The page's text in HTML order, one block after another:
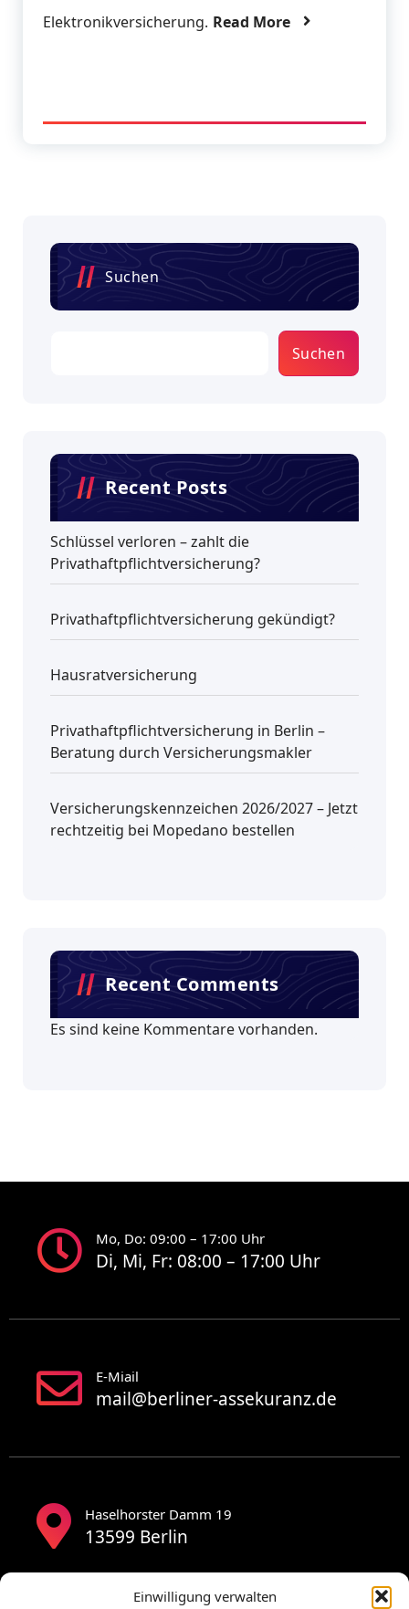
Einwilligung verwalten
Elektronikversicherung. Read More
Suchen
Suchen
Recent Posts
Schlüssel verloren – zahlt die
Privathaftpflichtversicherung?
Privathaftpflichtversicherung gekündigt?
Hausratversicherung
Privathaftpflichtversicherung in Berlin –
Beratung durch Versicherungsmakler
Versicherungskennzeichen 2026/2027 – Jetzt
rechtzeitig bei Mopedano bestellen
Recent Comments
Es sind keine Kommentare vorhanden.
Mo, Do: 09:00 – 17:00 Uhr
Di, Mi, Fr: 08:00 – 17:00 Uhr
E-Miail
mail@berliner-assekuranz.de
Haselhorster Damm 19
13599 Berlin